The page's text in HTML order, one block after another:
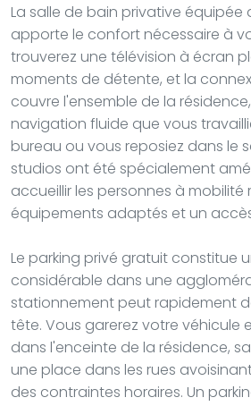
La salle de bain privative
apporte le confort nécessaire à
trouverez une télévision à écran
moments de détente, et la
couvre l'ensemble de la
navigation fluide que vous
bureau ou vous reposiez dans le
studios ont été spécialement
accueillir les personnes à mobilité
équipements adaptés et un
Le parking privé gratuit constitue
considérable dans une
stationnement peut rapidement
tête. Vous garerez votre véhicule
dans l'enceinte de la résidence,
une place dans les rues
des contraintes horaires. Un